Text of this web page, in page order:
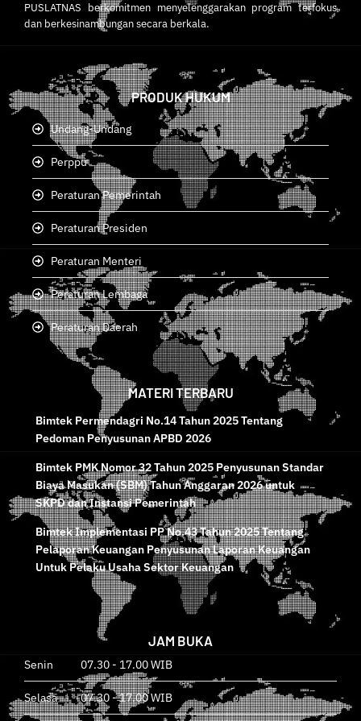
PUSLATNAS berkomitmen menyelenggarakan program terfokus
dan berkesinambungan secara berkala.
PRODUK HUKUM
Undang-Undang
Perppu
Peraturan Pemerintah
Peraturan Presiden
Peraturan Menteri
Peraturan Lembaga
Peraturan Daerah
MATERI TERBARU
Bimtek Permendagri No.14 Tahun 2025 Tentang
Pedoman Penyusunan APBD 2026
Bimtek PMK Nomor 32 Tahun 2025 Penyusunan Standar
Biaya Masukan (SBM) Tahun Anggaran 2026 untuk
SKPD dan Instansi Pemerintah
Bimtek Implementasi PP No.43 Tahun 2025 Tentang
Pelaporan Keuangan Penyusunan Laporan Keuangan
Untuk Pelaku Usaha Sektor Keuangan
JAM BUKA
Senin 07.30 - 17.00 WIB
Selasa 07.30 - 17.00 WIB